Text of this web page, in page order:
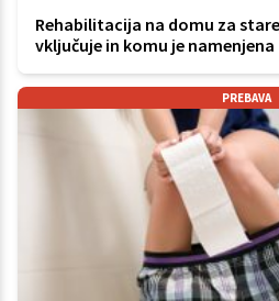
Rehabilitacija na domu za
vključuje in komu je namenjena
PREBAVA